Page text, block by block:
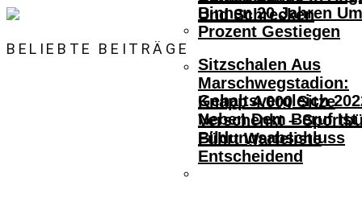
Und Schrecken
Binnen 20 Jahren
Prozent Gestiegen
Gehaltsvergleich
Neben Dem Beruf Ist
Bildungsabschluss
Entscheidend
Sitzschalen Aus
Marschwegstadion:
Knapp 4.000 Sitze
Verschenkt –
Führt Warteliste
BELIEBTE BEITRÄGE